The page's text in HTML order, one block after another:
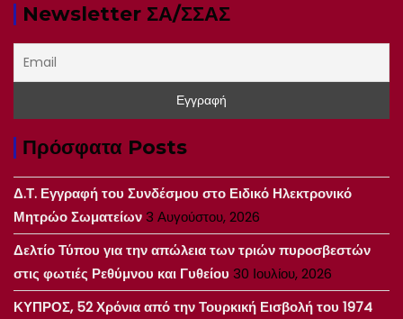
Newsletter ΣΑ/ΣΣΑΣ
Πρόσφατα Posts
Δ.Τ. Εγγραφή του Συνδέσμου στο Ειδικό Ηλεκτρονικό
Μητρώο Σωματείων3 Αυγούστου, 2026
Δελτίο Τύπου για την απώλεια των τριών πυροσβεστών
στις φωτιές Ρεθύμνου και Γυθείου 30 Ιουλίου, 2026
ΚΥΠΡΟΣ, 52 Χρόνια από την Τουρκική Εισβολή του 1974